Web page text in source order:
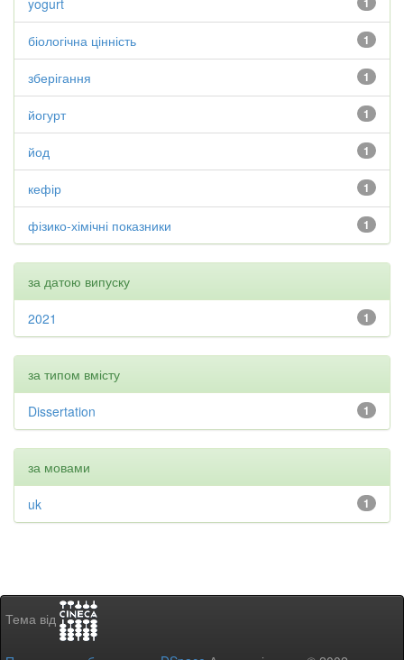
yogurt
1
біологічна цінність
1
зберігання
1
йогурт
1
йод
1
кефір
1
фізико-хімічні показники
за датою випуску
1
2021
за типом вмісту
1
Dissertation
за мовами
1
uk
Тема від